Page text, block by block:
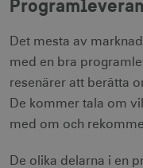
Det mesta av
med en bra
resenärer att berätta
De kommer tala om
med om och
De olika delarna i en